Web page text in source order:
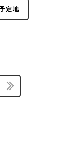
定地